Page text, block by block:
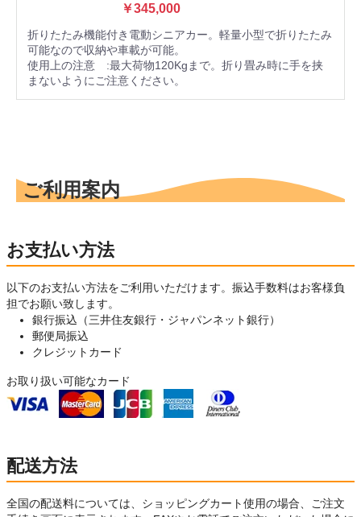
￥345,000
折りたたみ機能付き電動シニアカー。軽量小型で折りたたみ
可能なので収納や車載が可能。
使用上の注意 :最大荷物120Kgまで。折り畳み時に手を挟
まないようにご注意ください。
ご利用案内
お支払い方法
以下のお支払い方法をご利用いただけます。振込手数料はお客様負
担でお願い致します。
銀行振込（三井住友銀行・ジャパンネット銀行）
郵便局振込
クレジットカード
お取り扱い可能なカード
配送方法
全国の配送料については、ショッピングカート使用の場合、ご注文